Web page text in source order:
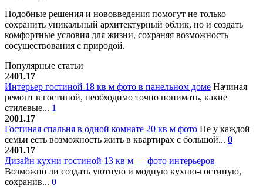
Подобные решения и нововведения помогут не только
сохранить уникальный архитектурный облик, но и создать
комфортные условия для жизни, сохраняя возможность
сосуществования с природой.
Популярные статьи
2401.17
Интерьер гостиной 18 кв м фото в панельном доме Начиная
ремонт в гостиной, необходимо точно понимать, какие
стилевые... 1
2001.17
Гостиная спальня в одной комнате 20 кв м фото Не у каждой
семьи есть возможность жить в квартирах с большой... 0
2401.17
Дизайн кухни гостиной 13 кв м — фото интерьеров
Возможно ли создать уютную и модную кухню-гостиную,
сохранив... 0